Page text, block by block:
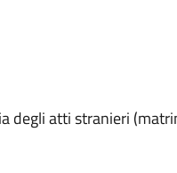
degli atti stranieri